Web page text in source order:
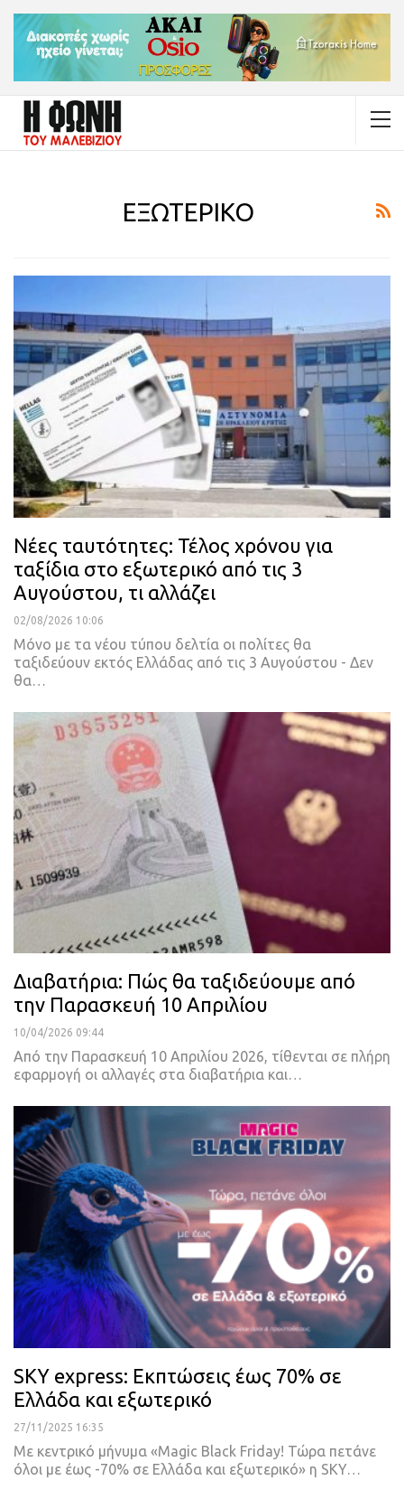
ΕΞΩΤΕΡΙΚΟ
Νέες ταυτότητες: Τέλος χρόνου για
ταξίδια στο εξωτερικό από τις 3
Αυγούστου, τι αλλάζει
02/08/2026 10:06
Μόνο με τα νέου τύπου δελτία οι πολίτες θα
ταξιδεύουν εκτός Ελλάδας από τις 3 Αυγούστου - Δεν
θα…
Διαβατήρια: Πώς θα ταξιδεύουμε από
την Παρασκευή 10 Απριλίου
10/04/2026 09:44
Από την Παρασκευή 10 Απριλίου 2026, τίθενται σε πλήρη
εφαρμογή οι αλλαγές στα διαβατήρια και…
SKY express: Εκπτώσεις έως 70% σε
Ελλάδα και εξωτερικό
27/11/2025 16:35
Με κεντρικό μήνυμα «Magic Black Friday! Τώρα πετάνε
όλοι με έως -70% σε Ελλάδα και εξωτερικό» η SKY…